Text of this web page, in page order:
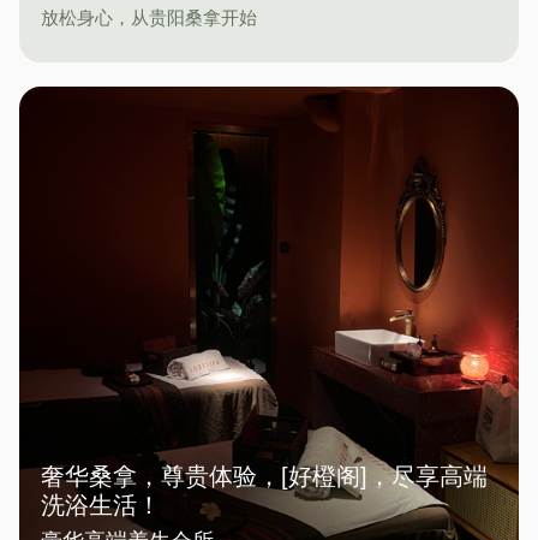
放松身心，从贵阳桑拿开始
奢华桑拿，尊贵体验，[好橙阁]，尽享高端
洗浴生活！